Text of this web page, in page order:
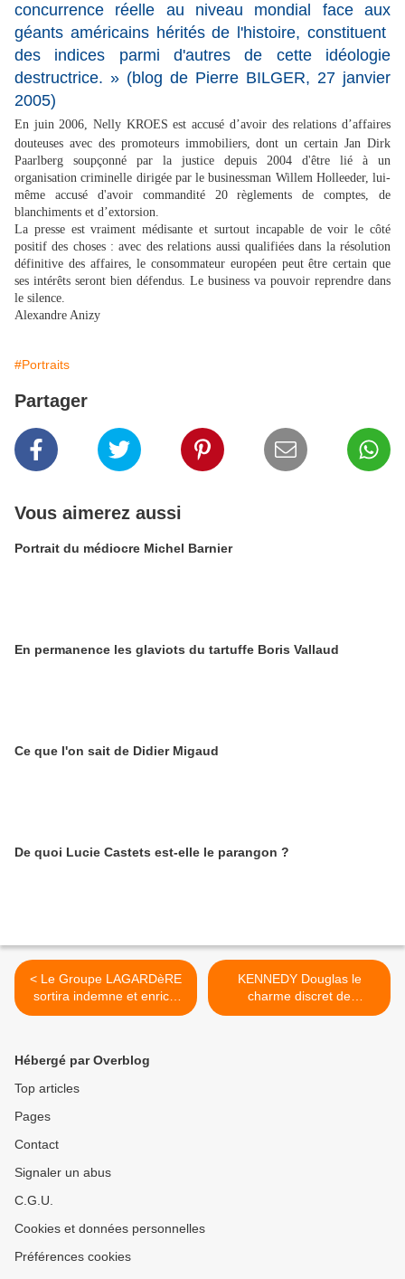
concurrence réelle au niveau mondial face aux
géants américains hérités de l'histoire, constituent
des indices parmi d'autres de cette idéologie
destructrice. » (blog de Pierre BILGER, 27 janvier
2005)
En juin 2006, Nelly KROES est accusé d’avoir des relations d’affaires
douteuses avec des promoteurs immobiliers, dont un certain Jan Dirk
Paarlberg soupçonné par la justice depuis 2004 d'être lié à un
organisation criminelle dirigée par le businessman Willem Holleeder, lui-
même accusé d'avoir commandité 20 règlements de comptes, de
blanchiments et d’extorsion.
La presse est vraiment médisante et surtout incapable de voir le côté
positif des choses : avec des relations aussi qualifiées dans la résolution
définitive des affaires, le consommateur européen peut être certain que
ses intérêts seront bien défendus. Le business va pouvoir reprendre dans
le silence.
Alexandre Anizy
#Portraits
Partager
Vous aimerez aussi
Portrait du médiocre Michel Barnier
En permanence les glaviots du tartuffe Boris Vallaud
Ce que l'on sait de Didier Migaud
De quoi Lucie Castets est-elle le parangon ?
< Le Groupe LAGARDèRE
sortira indemne et enrichi
de EADS
KENNEDY Douglas le
charme discret de
l'Amérique >
Hébergé par Overblog
Top articles
Pages
Contact
Signaler un abus
C.G.U.
Cookies et données personnelles
Préférences cookies